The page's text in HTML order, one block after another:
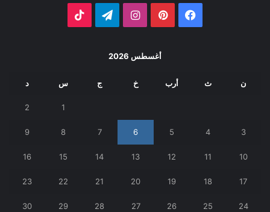
فيسبوكبينتيريستانستقرامتيلقرام
أغسطس 2026
ن ث أرب خ ج س د
1
2
3
4
5
6
7
8
9
10
11
12
13
14
15
16
17
18
19
20
21
22
23
24
25
26
27
28
29
30